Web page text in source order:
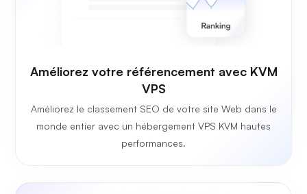
Améliorez votre référencement avec KVM
VPS
Améliorez le classement SEO de votre site Web dans le
monde entier avec un hébergement VPS KVM hautes
performances.